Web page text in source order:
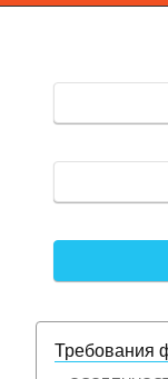
Требования